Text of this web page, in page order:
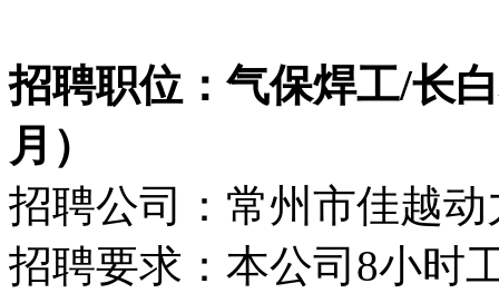
招聘职位：气保焊工/长
月）
招聘公司：常州市佳越
招聘要求：本公司8小时